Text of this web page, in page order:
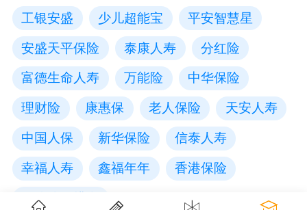
工银安盛 少儿超能宝 平安智慧星
安盛天平保险 泰康人寿 分红险
富德生命人寿 万能险 中华保险
理财险 康惠保 老人保险 天安人寿
中国人保 新华保险 信泰人寿
幸福人寿 鑫福年年 香港保险
保险公司排名